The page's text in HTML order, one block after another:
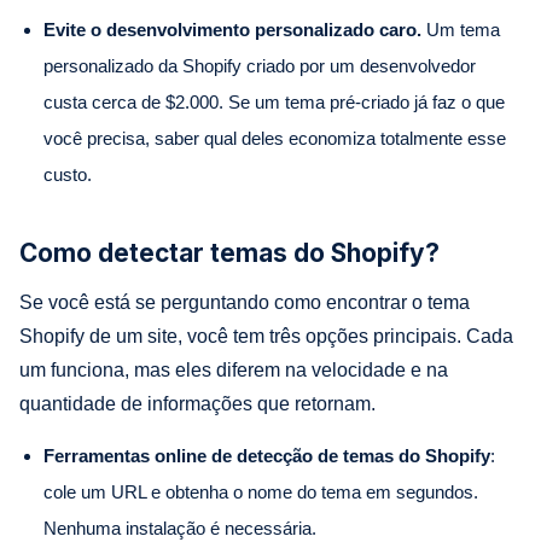
Evite o desenvolvimento personalizado caro. Um tema
personalizado da Shopify criado por um desenvolvedor
custa cerca de $2.000. Se um tema pré-criado já faz o que
você precisa, saber qual deles economiza totalmente esse
custo.
Como detectar temas do Shopify?
Se você está se perguntando como encontrar o tema
Shopify de um site, você tem três opções principais. Cada
um funciona, mas eles diferem na velocidade e na
quantidade de informações que retornam.
Ferramentas online de detecção de temas do Shopify:
cole um URL e obtenha o nome do tema em segundos.
Nenhuma instalação é necessária.